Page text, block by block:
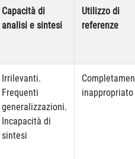
Capacità di
analisi e sintesi
Utilizzo di
referenze
Irrilevanti.
Frequenti
generalizzazioni.
Incapacità di
sintesi
inappropriato